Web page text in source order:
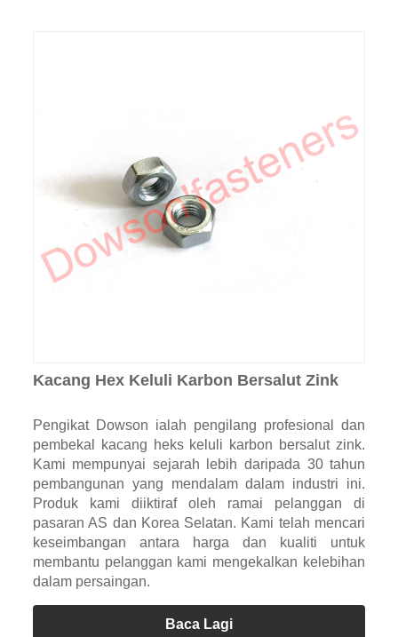
Kacang Hex Keluli Karbon Bersalut Zink
Pengikat Dowson ialah pengilang profesional dan
pembekal kacang heks keluli karbon bersalut zink.
Kami mempunyai sejarah lebih daripada 30 tahun
pembangunan yang mendalam dalam industri ini.
Produk kami diiktiraf oleh ramai pelanggan di
pasaran AS dan Korea Selatan. Kami telah mencari
keseimbangan antara harga dan kualiti untuk
membantu pelanggan kami mengekalkan kelebihan
dalam persaingan.
Baca Lagi